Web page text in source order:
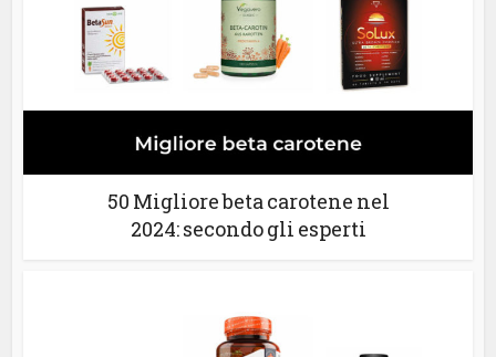
50 Migliore beta carotene nel
2024: secondo gli esperti